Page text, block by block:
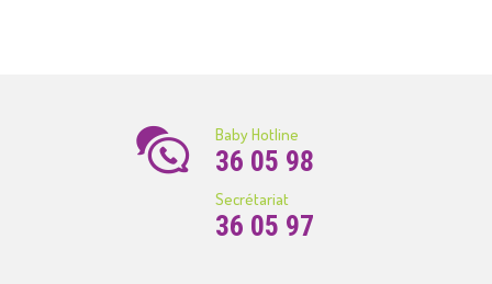
Baby Hotline
36 05 98
Secrétariat
36 05 97